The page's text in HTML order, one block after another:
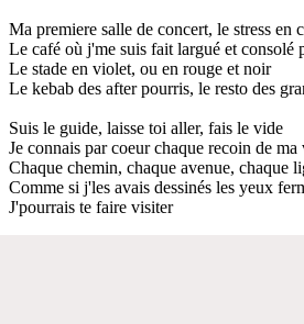
Ma premiere salle de concert, le stress en
Le café où j'me suis fait largué et consolé
Le stade en violet, ou en rouge et noir
Le kebab des after pourris, le resto des
Suis le guide, laisse toi aller, fais le vide
Je connais par coeur chaque recoin de
Chaque chemin, chaque avenue, chaque
Comme si j'les avais dessinés les yeux
J'pourrais te faire visiter